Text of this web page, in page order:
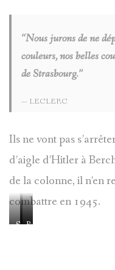
“Nous jurons de ne
couleurs, nos belles
de Strasbourg.”
LECLERC
Ils ne vont pas
d’aigle d’Hitler à
de la colonne, il n’en
combattre en 1945.
Strasbourg
Strasbourg
Berchtesgaden